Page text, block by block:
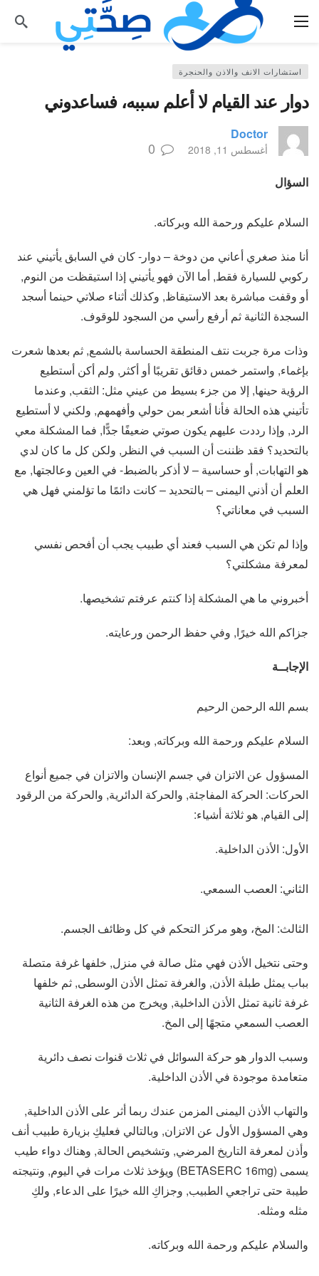
استشارات الانف والاذن والحنجرة
دوار عند القيام لا أعلم سببه، فساعدوني
Doctor
أغسطس 11, 2018 0
السؤال
السلام عليكم ورحمة الله وبركاته.
أنا منذ صغري أعاني من دوخة – دوار- كان في السابق يأتيني عند
ركوبي للسيارة فقط, أما الآن فهو يأتيني إذا استيقظت من النوم,
أو وقفت مباشرة بعد الاستيقاظ, وكذلك أثناء صلاتي حينما أسجد
السجدة الثانية ثم أرفع رأسي من السجود للوقوف.
وذات مرة جربت نتف المنطقة الحساسة بالشمع, ثم بعدها شعرت
بإغماء, واستمر خمس دقائق تقريبًا أو أكثر, ولم أكن أستطيع
الرؤية حينها, إلا من جزء بسيط من عيني مثل: الثقب, وعندما
تأتيني هذه الحالة فأنا أشعر بمن حولي وأفهمهم, ولكني لا أستطيع
الرد, وإذا رددت عليهم يكون صوتي ضعيفًا جدًّا, فما المشكلة معي
بالتحديد؟ فقد ظننت أن السبب في النظر, ولكن كل ما كان لدي
هو التهابات, أو حساسية – لا أذكر بالضبط- في العين وعالجتها, مع
العلم أن أذني اليمنى – بالتحديد – كانت دائمًا ما تؤلمني فهل هي
السبب في معاناتي؟
وإذا لم تكن هي السبب فعند أي طبيب يجب أن أفحص نفسي
لمعرفة مشكلتي؟
أخبروني ما هي المشكلة إذا كنتم عرفتم تشخيصها.
جزاكم الله خيرًا, وفي حفظ الرحمن ورعايته.
الإجابــة
بسم الله الرحمن الرحيم
السلام عليكم ورحمة الله وبركاته, وبعد:
المسؤول عن الاتزان في جسم الإنسان والاتزان في جميع أنواع
الحركات: الحركة المفاجئة, والحركة الدائرية, والحركة من الرقود
إلى القيام, هو ثلاثة أشياء:
الأول: الأذن الداخلية.
الثاني: العصب السمعي.
الثالث: المخ، وهو مركز التحكم في كل وظائف الجسم.
وحتى نتخيل الأذن فهي مثل صالة في منزل, خلفها غرفة متصلة
بباب يمثل طبلة الأذن, والغرفة تمثل الأذن الوسطى, ثم خلفها
غرفة ثانية تمثل الأذن الداخلية, ويخرج من هذه الغرفة الثانية
العصب السمعي متجهًا إلى المخ.
وسبب الدوار هو حركة السوائل في ثلاث قنوات نصف دائرية
متعامدة موجودة في الأذن الداخلية.
والتهاب الأذن اليمنى المزمن عندك ربما أثر على الأذن الداخلية,
وهي المسؤول الأول عن الاتزان, وبالتالي فعليكِ بزيارة طبيب أنف
وأذن لمعرفة التاريخ المرضي, وتشخيص الحالة, وهناك دواء طيب
يسمى (BETASERC 16mg) ويؤخذ ثلاث مرات في اليوم, ونتيجته
طيبة حتى تراجعي الطبيب, وجزاكِ الله خيرًا على الدعاء, ولكِ
مثله ومثله.
والسلام عليكم ورحمة الله وبركاته.